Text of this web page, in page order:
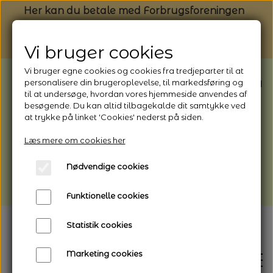
Her kan du betale med Forbrugsforeningen
BEMÆRK: Butikken har ferielukket* fra
1/8 - 9/8 - 2026
*Webshoppen er åben og sender hele
afhentning
Vi gør opmærksom på, at der kan være lidt
længere leveringstid
Vi bruger cookies
Vi bruger egne cookies og cookies fra tredjeparter til at
personalisere din brugeroplevelse, til markedsføring og
til at undersøge, hvordan vores hjemmeside anvendes af
besøgende. Du kan altid tilbagekalde dit samtykke ved
at trykke på linket 'Cookies' nederst på siden.
Læs mere om cookies her
Nødvendige cookies
Funktionelle cookies
Statistik cookies
Marketing cookies